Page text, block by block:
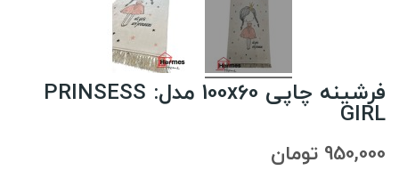
فرشینه چاپی 100x60 مدل: PRINSESS
GIRL
950,000 تومان